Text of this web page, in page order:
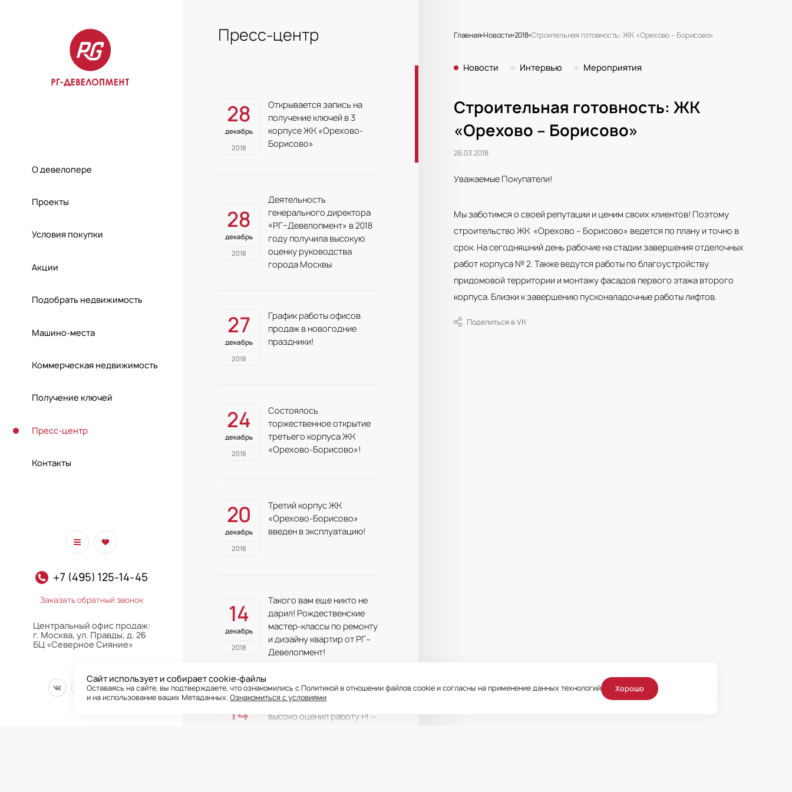
О девелопере
Проекты
Условия покупки
Акции
Подобрать недвижимость
Машино-места
Коммерческая недвижимость
Получение ключей
Пресс-центр
Контакты
+7 (495) 125-14-45
Заказать обратный звонок
Центральный офис продаж:
г. Москва, ул. Правды, д. 26
БЦ «Северное Сияние»
Главная Новости 2018 Строительная готовность: ЖК «Орехово – Борисово»
Новости Интервью Мероприятия
Пресс-центр
28
декабрь
2018
Открывается запись на
получение ключей в 3
корпусе ЖК «Орехово-
Борисово»
28
декабрь
2018
Деятельность
генерального директора
«РГ–Девелопмент» в 2018
году получила высокую
оценку руководства
города Москвы
27
декабрь
2018
График работы офисов
продаж в новогодние
праздники!
24
декабрь
2018
Состоялось
торжественное открытие
третьего корпуса ЖК
«Орехово-Борисово»!
20
декабрь
2018
Третий корпус ЖК
«Орехово-Борисово»
введен в эксплуатацию!
14
декабрь
2018
Такого вам еще никто не
дарил! Рождественские
мастер-классы по ремонту
и дизайну квартир от РГ–
Девелопмент!
14
Сбербанк России (ПАО)
высоко оценил работу РГ–
Строительная готовность: ЖК
«Орехово – Борисово»
26.03.2018
Уважаемые Покупатели!
Мы заботимся о своей репутации и ценим своих клиентов! Поэтому
строительство ЖК «Орехово – Борисово» ведется по плану и точно в
срок. На сегодняшний день рабочие на стадии завершения отделочных
работ корпуса № 2. Также ведутся работы по благоустройству
придомовой территории и монтажу фасадов первого этажа второго
корпуса. Близки к завершению пусконаладочные работы лифтов.
Поделиться в VK
Сайт использует и собирает cookie‑файлы
Оставаясь на сайте, вы подтверждаете, что ознакомились с Политикой в отношении файлов cookie и согласны на применение данных технологий
и на использование ваших Метаданных.Ознакомиться с условиями
Хорошо